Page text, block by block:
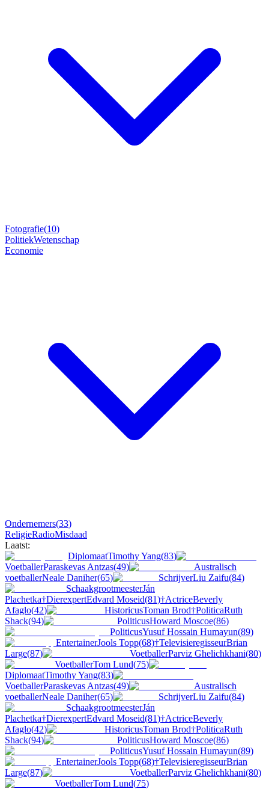
Fotografie(10)
PolitiekWetenschap
Economie
Ondernemers(33)
ReligieRadioMisdaad
Laatst:
DiplomaatTimothy Yang(83)
VoetballerParaskevas Antzas(49)
Australisch
voetballerNeale Daniher(65) SchrijverLiu Zaifu(84)
SchaakgrootmeesterJán
Plachetka†DierexpertEdvard Moseid(81)†ActriceBeverly
Afaglo(42) HistoricusToman Brod†PoliticaRuth
Shack(94) PoliticusHoward Moscoe(86)
PoliticusYusuf Hossain Humayun(89)
EntertainerJools Topp(68)†TelevisieregisseurBrian
Large(87) VoetballerParviz Ghelichkhani(80)
VoetballerTom Lund(75)
DiplomaatTimothy Yang(83)
VoetballerParaskevas Antzas(49)
Australisch
voetballerNeale Daniher(65) SchrijverLiu Zaifu(84)
SchaakgrootmeesterJán
Plachetka†DierexpertEdvard Moseid(81)†ActriceBeverly
Afaglo(42) HistoricusToman Brod†PoliticaRuth
Shack(94) PoliticusHoward Moscoe(86)
PoliticusYusuf Hossain Humayun(89)
EntertainerJools Topp(68)†TelevisieregisseurBrian
Large(87) VoetballerParviz Ghelichkhani(80)
VoetballerTom Lund(75)